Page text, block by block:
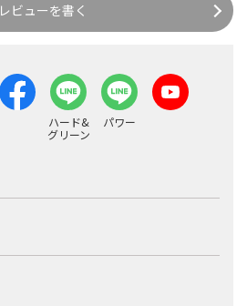
レビューを書く
ハード&
グリーン
パワー